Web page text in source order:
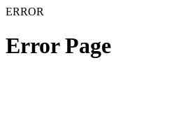
ERROR
Error Page